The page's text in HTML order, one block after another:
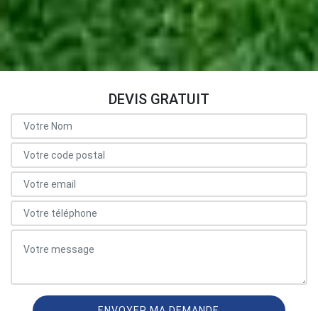
DEVIS GRATUIT